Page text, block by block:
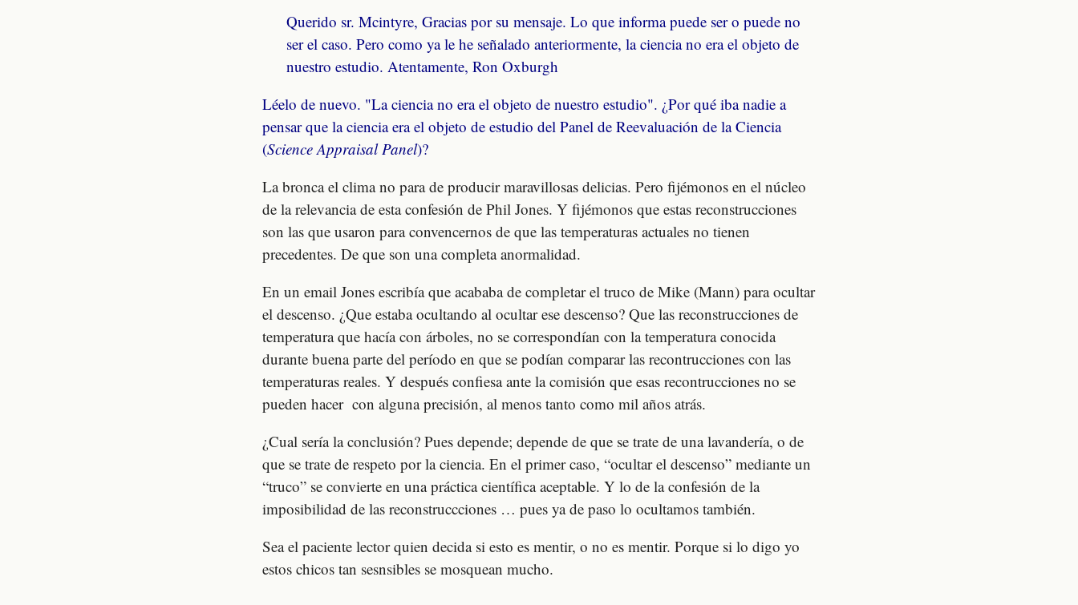
Querido sr. Mcintyre, Gracias por su mensaje. Lo que informa puede ser o puede no
ser el caso. Pero como ya le he señalado anteriormente, la ciencia no era el objeto de
nuestro estudio. Atentamente, Ron Oxburgh
Léelo de nuevo. "La ciencia no era el objeto de nuestro estudio". ¿Por qué iba nadie a
pensar que la ciencia era el objeto de estudio del Panel de Reevaluación de la Ciencia
(Science Appraisal Panel)?
La bronca el clima no para de producir maravillosas delicias. Pero fijémonos en el núcleo
de la relevancia de esta confesión de Phil Jones. Y fijémonos que estas reconstrucciones
son las que usaron para convencernos de que las temperaturas actuales no tienen
precedentes. De que son una completa anormalidad.
En un email Jones escribía que acababa de completar el truco de Mike (Mann) para ocultar
el descenso. ¿Que estaba ocultando al ocultar ese descenso? Que las reconstrucciones de
temperatura que hacía con árboles, no se correspondían con la temperatura conocida
durante buena parte del período en que se podían comparar las recontrucciones con las
temperaturas reales. Y después confiesa ante la comisión que esas recontrucciones no se
pueden hacer con alguna precisión, al menos tanto como mil años atrás.
¿Cual sería la conclusión? Pues depende; depende de que se trate de una lavandería, o de
que se trate de respeto por la ciencia. En el primer caso, “ocultar el descenso” mediante un
“truco” se convierte en una práctica científica aceptable. Y lo de la confesión de la
imposibilidad de las reconstruccciones … pues ya de paso lo ocultamos también.
Sea el paciente lector quien decida si esto es mentir, o no es mentir. Porque si lo digo yo
estos chicos tan sesnsibles se mosquean mucho.